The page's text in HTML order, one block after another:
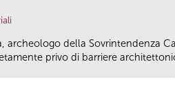
archeologo della Sovrintendenza
privo di barriere